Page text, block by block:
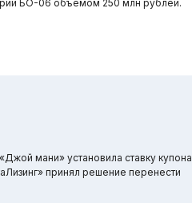
БО-06 объемом 250 млн рублей.
мани» установила ставку купона
принял решение перенести